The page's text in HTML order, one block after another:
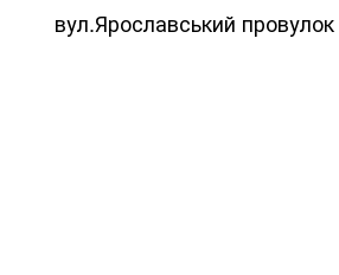
вул.Ярославський